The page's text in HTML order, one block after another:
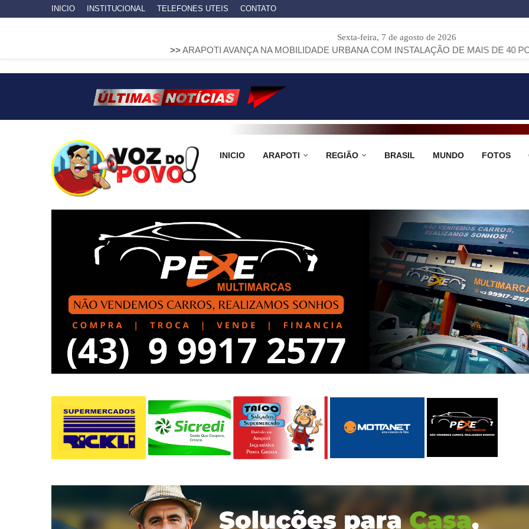
INICIO INSTITUCIONAL TELEFONES UTEIS CONTATO
Sexta-feira, 7 de agosto de 2026
ARAPOTI AVANÇA NA MOBILIDADE URBANA COM INSTALAÇÃO DE MAIS DE 40 PONTOS DE
INICIO ARAPOTI REGIÃO BRASIL MUNDO FOTOS